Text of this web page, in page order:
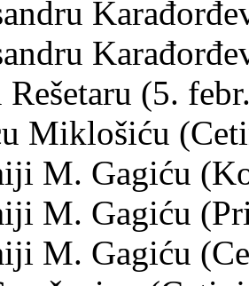
Rešetaru (5.
Miklošiću
M. Gagiću
M. Gagiću
M. Gagiću